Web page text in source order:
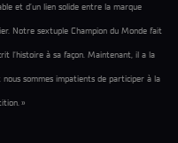
et d’un lien solide entre la marque
Notre sextuple Champion du Monde fait
l’histoire à sa façon. Maintenant, il a la
sommes impatients de participer à la
»